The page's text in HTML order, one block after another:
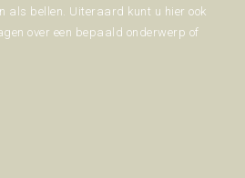
als bellen. Uiteraard kunt u hier ook
over een bepaald onderwerp of